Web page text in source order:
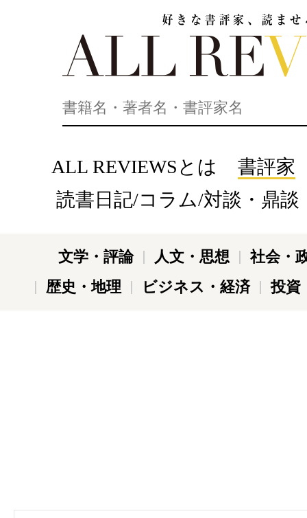
ALL REVIEWSとは
書評家
読書日記/コラム/対談・鼎談
文学・評論 人文・思想
社会・
歴史・地理
ビジネス・経済 投資